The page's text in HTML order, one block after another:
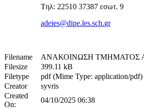
Tηλ: 22510 37387 εσωτ. 9
adeies@dipe.les.sch.gr
Filename
ΑΝΑΚΟΙΝΩΣΗ ΤΜΗΜΑΤΟΣ
Filesize
399.11 kB
Filetype
pdf (Mime Type: application/pdf)
Creator
syvris
Created
On:
04/10/2025 06:38